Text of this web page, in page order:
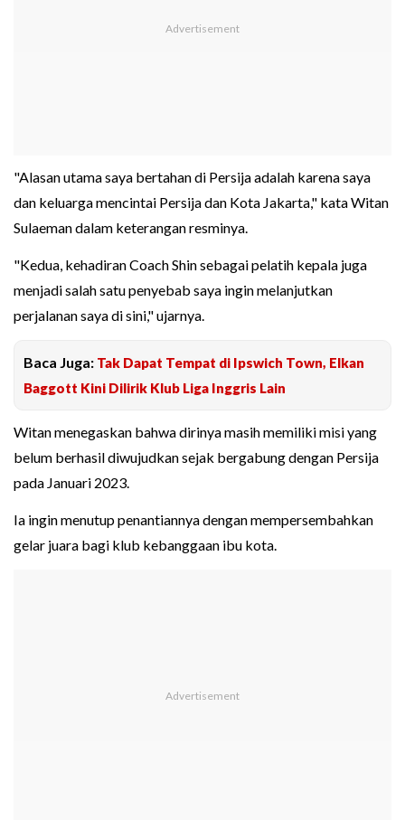
"Alasan utama saya bertahan di Persija adalah karena saya
dan keluarga mencintai Persija dan Kota Jakarta," kata Witan
Sulaeman dalam keterangan resminya.
"Kedua, kehadiran Coach Shin sebagai pelatih kepala juga
menjadi salah satu penyebab saya ingin melanjutkan
perjalanan saya di sini," ujarnya.
Baca Juga: Tak Dapat Tempat di Ipswich Town, Elkan
Baggott Kini Dilirik Klub Liga Inggris Lain
Witan menegaskan bahwa dirinya masih memiliki misi yang
belum berhasil diwujudkan sejak bergabung dengan Persija
pada Januari 2023.
Ia ingin menutup penantiannya dengan mempersembahkan
gelar juara bagi klub kebanggaan ibu kota.